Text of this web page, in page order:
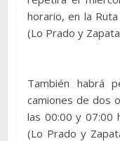
horario, en la
(Lo Prado y
También habrá
camiones de dos
las 00:00 y 07:00
(Lo Prado y